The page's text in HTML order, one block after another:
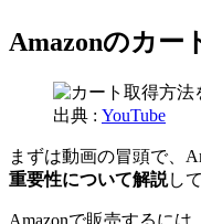
Amazonのカー
出典 : YouTube
まずは動画の冒頭で、
重要性について解説し
Amazonで販売するに